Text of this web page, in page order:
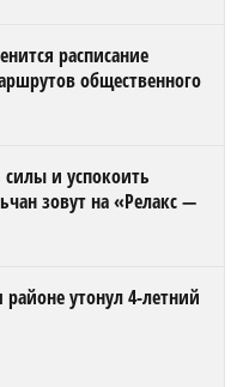
расписание
общественного
силы и успокоить
зовут на «Релакс —
утонул 4-летний